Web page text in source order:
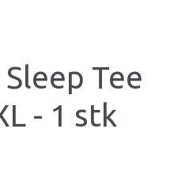
Tee
- 1 stk